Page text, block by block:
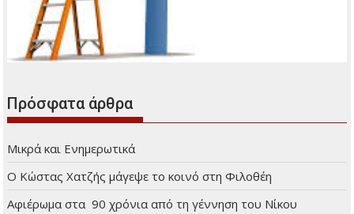
Πρόσφατα άρθρα
Μικρά και Ενημερωτικά
Ο Κώστας Χατζής μάγεψε το κοινό στη Φιλοθέη
Αφιέρωμα στα 90 χρόνια από τη γέννηση του Νίκου